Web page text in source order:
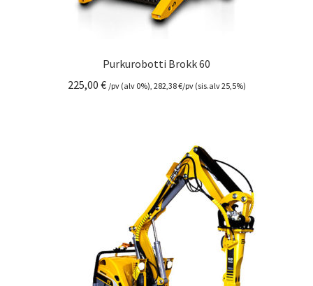
Purkurobotti Brokk 60
225,00 € /pv (alv 0%), 282,38€/pv (sis.alv 25,5%)